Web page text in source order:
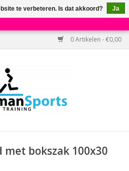
×
0 Artikelen - €0,00
bokszak 100x30
te verbeteren. Is dat akkoord?
Ja